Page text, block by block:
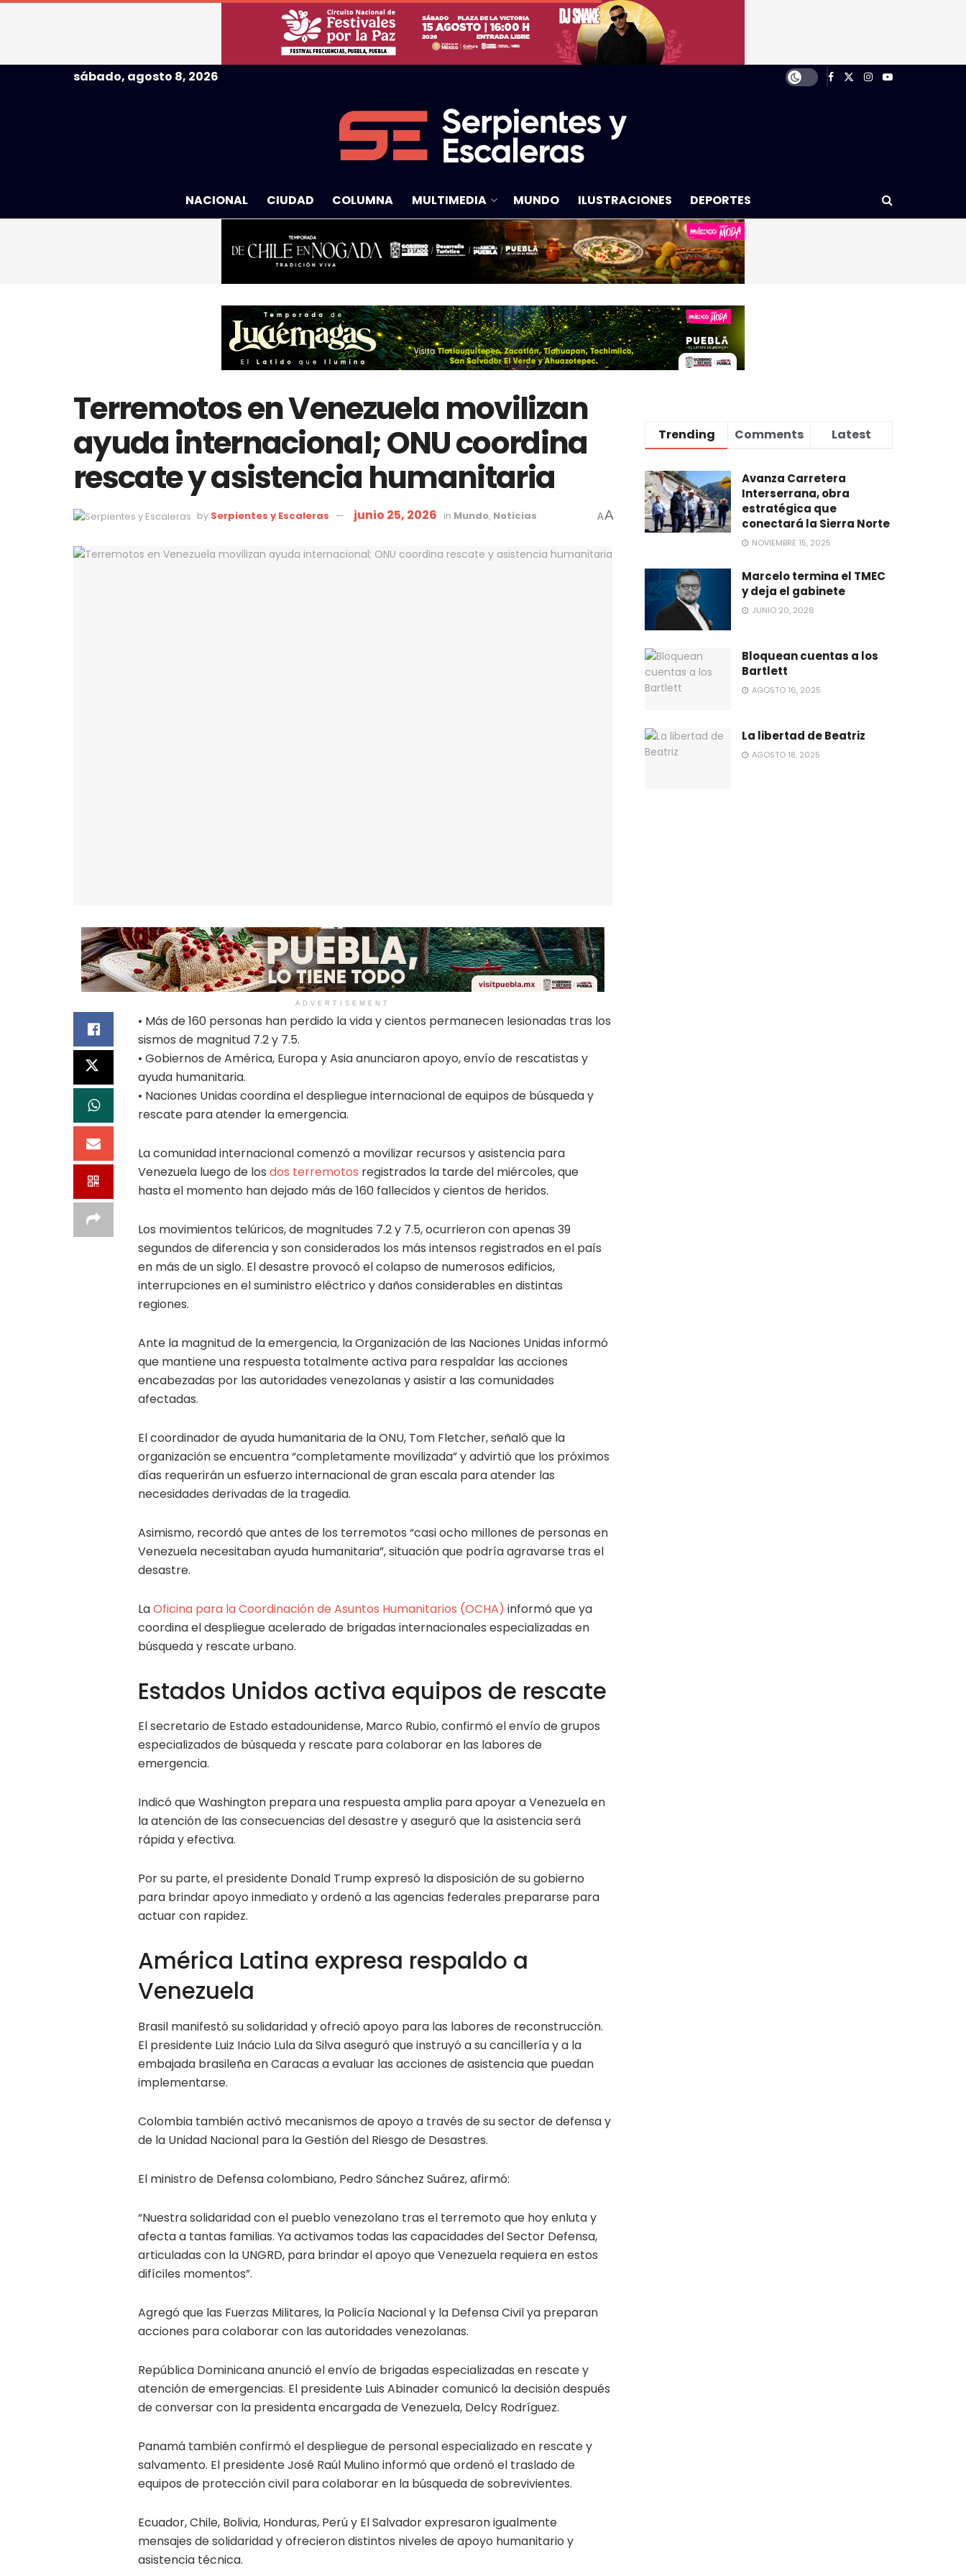
sábado, agosto 8, 2026
NACIONAL CIUDAD COLUMNA MULTIMEDIA MUNDO ILUSTRACIONES DEPORTES
Terremotos en Venezuela movilizan
ayuda internacional; ONU coordina
rescate y asistencia humanitaria
by Serpientes y Escaleras junio 25, 2026 in Mundo, Noticias AA
ADVERTISEMENT
• Más de 160 personas han perdido la vida y cientos permanecen lesionadas tras los
sismos de magnitud 7.2 y 7.5.
• Gobiernos de América, Europa y Asia anunciaron apoyo, envío de rescatistas y
ayuda humanitaria.
• Naciones Unidas coordina el despliegue internacional de equipos de búsqueda y
rescate para atender la emergencia.
La comunidad internacional comenzó a movilizar recursos y asistencia para
Venezuela luego de los dos terremotos registrados la tarde del miércoles, que
hasta el momento han dejado más de 160 fallecidos y cientos de heridos.
Los movimientos telúricos, de magnitudes 7.2 y 7.5, ocurrieron con apenas 39
segundos de diferencia y son considerados los más intensos registrados en el país
en más de un siglo. El desastre provocó el colapso de numerosos edificios,
interrupciones en el suministro eléctrico y daños considerables en distintas
regiones.
Ante la magnitud de la emergencia, la Organización de las Naciones Unidas informó
que mantiene una respuesta totalmente activa para respaldar las acciones
encabezadas por las autoridades venezolanas y asistir a las comunidades
afectadas.
El coordinador de ayuda humanitaria de la ONU, Tom Fletcher, señaló que la
organización se encuentra “completamente movilizada” y advirtió que los próximos
días requerirán un esfuerzo internacional de gran escala para atender las
necesidades derivadas de la tragedia.
Asimismo, recordó que antes de los terremotos “casi ocho millones de personas en
Venezuela necesitaban ayuda humanitaria”, situación que podría agravarse tras el
desastre.
LaOficina para la Coordinación de Asuntos Humanitarios (OCHA) informó que ya
coordina el despliegue acelerado de brigadas internacionales especializadas en
búsqueda y rescate urbano.
Estados Unidos activa equipos de rescate
El secretario de Estado estadounidense, Marco Rubio, confirmó el envío de grupos
especializados de búsqueda y rescate para colaborar en las labores de
emergencia.
Indicó que Washington prepara una respuesta amplia para apoyar a Venezuela en
la atención de las consecuencias del desastre y aseguró que la asistencia será
rápida y efectiva.
Por su parte, el presidente Donald Trump expresó la disposición de su gobierno
para brindar apoyo inmediato y ordenó a las agencias federales prepararse para
actuar con rapidez.
América Latina expresa respaldo a
Venezuela
Brasil manifestó su solidaridad y ofreció apoyo para las labores de reconstrucción.
El presidente Luiz Inácio Lula da Silva aseguró que instruyó a su cancillería y a la
embajada brasileña en Caracas a evaluar las acciones de asistencia que puedan
implementarse.
Colombia también activó mecanismos de apoyo a través de su sector de defensa y
de la Unidad Nacional para la Gestión del Riesgo de Desastres.
El ministro de Defensa colombiano, Pedro Sánchez Suárez, afirmó:
“Nuestra solidaridad con el pueblo venezolano tras el terremoto que hoy enluta y
afecta a tantas familias. Ya activamos todas las capacidades del Sector Defensa,
articuladas con la UNGRD, para brindar el apoyo que Venezuela requiera en estos
difíciles momentos”.
Agregó que las Fuerzas Militares, la Policía Nacional y la Defensa Civil ya preparan
acciones para colaborar con las autoridades venezolanas.
República Dominicana anunció el envío de brigadas especializadas en rescate y
atención de emergencias. El presidente Luis Abinader comunicó la decisión después
de conversar con la presidenta encargada de Venezuela, Delcy Rodríguez.
Panamá también confirmó el despliegue de personal especializado en rescate y
salvamento. El presidente José Raúl Mulino informó que ordenó el traslado de
equipos de protección civil para colaborar en la búsqueda de sobrevivientes.
Ecuador, Chile, Bolivia, Honduras, Perú y El Salvador expresaron igualmente
mensajes de solidaridad y ofrecieron distintos niveles de apoyo humanitario y
asistencia técnica.
Trending Comments Latest
Avanza Carretera
Interserrana, obra
estratégica que
conectará la Sierra Norte
NOVIEMBRE 15, 2025
Marcelo termina el TMEC
y deja el gabinete
JUNIO 20, 2026
Bloquean cuentas a los
Bartlett
AGOSTO 16, 2025
La libertad de Beatriz
AGOSTO 18, 2025